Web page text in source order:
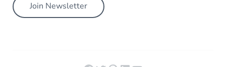
Join Newsletter